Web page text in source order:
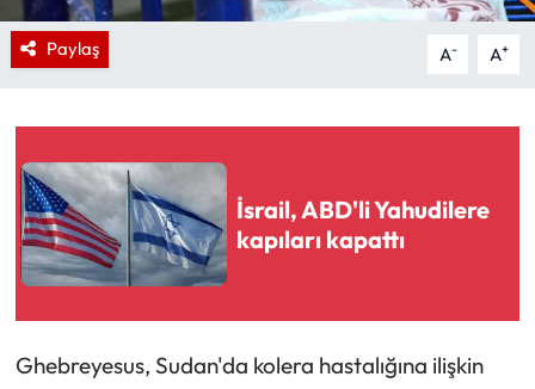
Paylaş A- A+
İsrail, ABD'li Yahudilere
kapıları kapattı
Ghebreyesus, Sudan'da kolera hastalığına ilişkin